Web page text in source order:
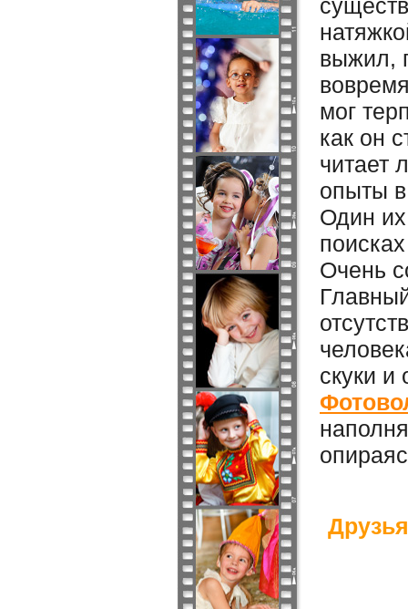
выжил,
мог
как он
читает
опыты
Один
Очень
скуки